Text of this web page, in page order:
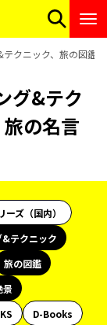
クニック、旅の図鑑
グ&テク
の名言
ズ（国内）
&テクニック
旅の図鑑
景
D-Books